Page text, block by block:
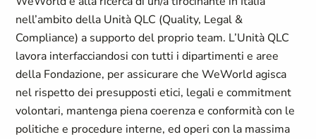
nell’ambito della Unità QLC (Quality, Legal &
Compliance) a supporto del proprio team. L’Unità QLC
lavora interfacciandosi con tutti i dipartimenti e aree
della Fondazione, per assicurare che WeWorld agisca
nel rispetto dei presupposti etici, legali e commitment
volontari, mantenga piena coerenza e conformità con le
politiche e procedure interne, ed operi con la massima